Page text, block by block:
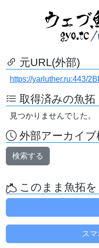
元URL(外部)
https://yarluther.ru:443/
取得済みの魚拓
見つかりませんでした。
外部アーカイブ
検索する
このまま魚拓を